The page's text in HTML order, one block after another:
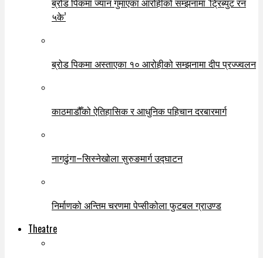
५के’
ब्रोड पिकमा अस्ताएका १० आरोहीको सम्झनामा दीप प्रज्ज्वलन
काठमाडौँको ऐतिहासिक र आधुनिक पहिचान दरबारमार्ग
नागढुंगा–सिस्नेखोला सुरुङमार्ग उद्घाटन
निर्माणको अन्तिम चरणमा पेप्सीकोला फुटबल ग्राउण्ड
Theatre